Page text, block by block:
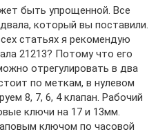
быть упрощенной. Все
который вы поставили.
статьях я рекомендую
21213? Потому что его
отрегулировать в два
по меткам, в нулевом
8, 7, 6, 4 клапан. Рабочий
ключи на 17 и 13мм.
ключом по часовой